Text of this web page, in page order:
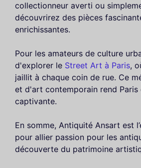
collectionneur averti ou
découvrirez des pièces
enrichissantes.
Pour les amateurs de culture
d'explorer le Street Art à Paris,
jaillit à chaque coin de rue. Ce
et d'art contemporain rend Paris
captivante.
En somme, Antiquité Ansart est
pour allier passion pour les
découverte du patrimoine